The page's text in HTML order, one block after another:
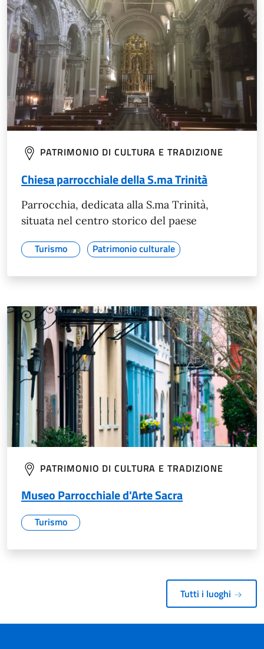
PATRIMONIO DI CULTURA E TRADIZIONE
Chiesa parrocchiale della S.ma Trinità
Parrocchia, dedicata alla S.ma Trinità,
situata nel centro storico del paese
Turismo Patrimonio culturale
PATRIMONIO DI CULTURA E TRADIZIONE
Museo Parrocchiale d'Arte Sacra
Turismo
Tutti i luoghi